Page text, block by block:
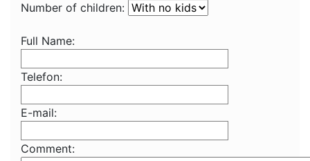
Number of children:
Full Name:
Telefon:
E-mail:
Comment: